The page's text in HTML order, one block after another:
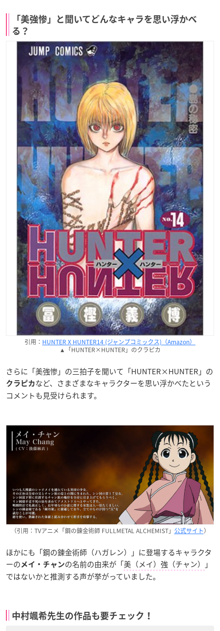
「美強惨」と聞いてどんなキャラを思い浮かべ
る？
引用： HUNTER X HUNTER14 (ジャンプコミックス)（Amazon）
▲「HUNTER×HUNTER」のクラピカ
さらに「美強惨」の三拍子を聞いて「HUNTER×HUNTER」の
クラピカ など、さまざまなキャラクターを思い浮かべたという
コメントも見受けられます。
（引用：TVアニメ「鋼の錬金術師 FULLMETAL ALCHEMIST」 公式サイト）
ほかにも「鋼の錬金術師（ハガレン）」に登場するキャラクタ
ーの メイ・チャンの名前の由来が「美（メイ）強（チャン）
」
ではないかと推測する声が挙がっていました。
中村颯希先生の作品も要チェック！